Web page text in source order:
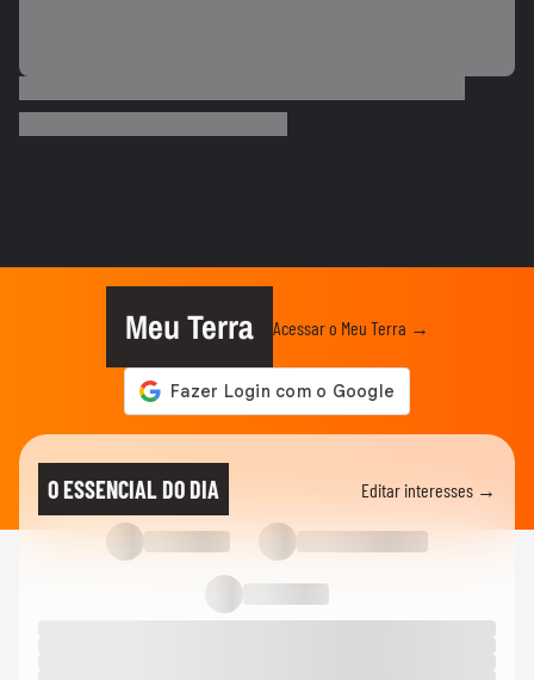
afeta mais de 100 casas no RS
Carreta tomba e contêiner de 28
toneladas esmaga carro na Grande...
Risco de tornados: Defesa Civil do RS
atualiza alerta em meio à...
Carro fica pendurado em estacionamento
de prédio após motorista...
Meu Terra Acessar o Meu Terra →
O ESSENCIAL DO DIA Editar interesses →